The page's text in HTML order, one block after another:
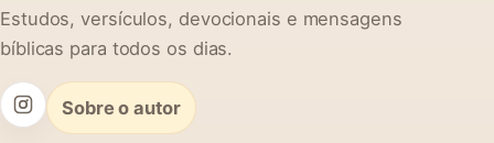
Estudos, versículos, devocionais e mensagens
bíblicas para todos os dias.
Sobre o autor